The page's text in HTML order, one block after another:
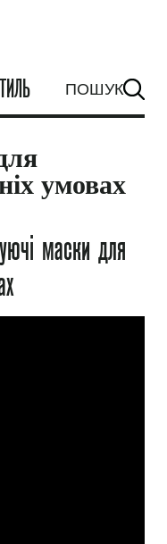
ПОШУК
умовах
маски для